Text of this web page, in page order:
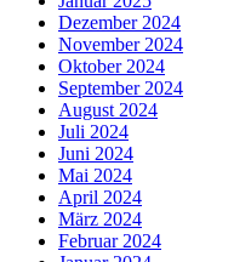
Dezember 2024
November 2024
Oktober 2024
September 2024
August 2024
Juli 2024
Juni 2024
Mai 2024
April 2024
März 2024
Februar 2024